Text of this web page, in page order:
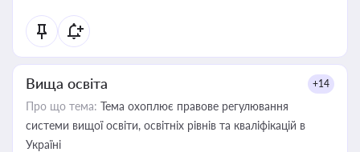
Вища освіта +14
Про що тема: Тема охоплює правове регулювання
системи вищої освіти, освітніх рівнів та кваліфікацій в
Україні